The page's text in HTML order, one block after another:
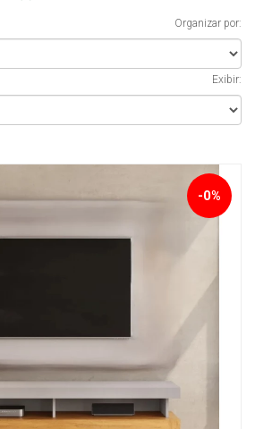
Organizar por:
Exibir:
-0%